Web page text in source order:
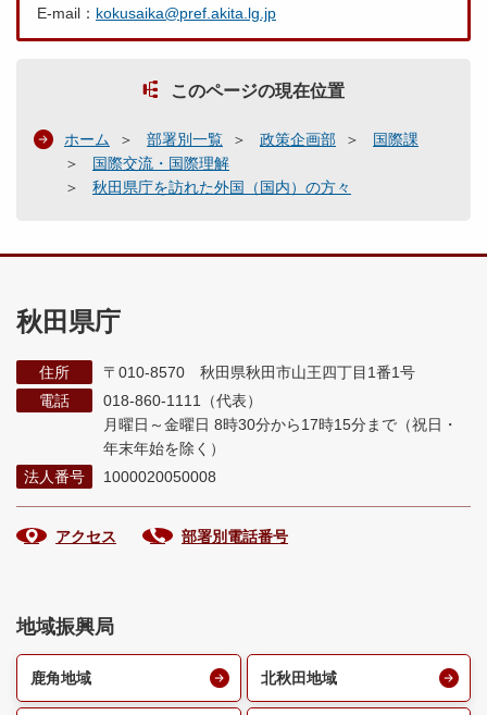
E-mail： kokusaika@pref.akita.lg.jp
このページの現在位置
ホーム 部署別一覧 政策企画部
国際課
国際交流・国際理解
秋田県庁を訪れた外国（国内）の方々
秋田県庁
住所
〒010-8570 秋田県秋田市山王四丁目1番1号
電話
018-860-1111（代表）
月曜日～金曜日 8時30分から17時15分まで （祝日・
年末年始を除く）
法人番号
1000020050008
アクセス 部署別電話番号
地域振興局
鹿角地域 北秋田地域